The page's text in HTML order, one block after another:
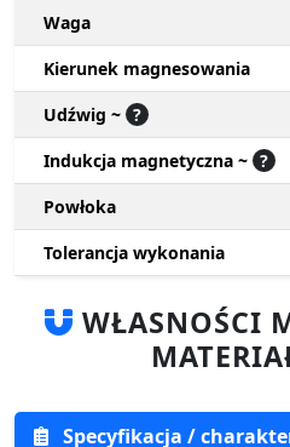
Waga
Kierunek magnesowania
Udźwig ~ ?
Indukcja magnetyczna ~ ?
Powłoka
Tolerancja wykonania
WŁASNOŚCI
Specyfikacja /